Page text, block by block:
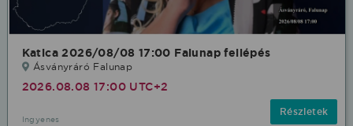
Katica 2026/08/08 17:00 Falunap fellépés
Ásványráró Falunap
2026.08.08 17:00 UTC+2
Ingyenes
Részletek